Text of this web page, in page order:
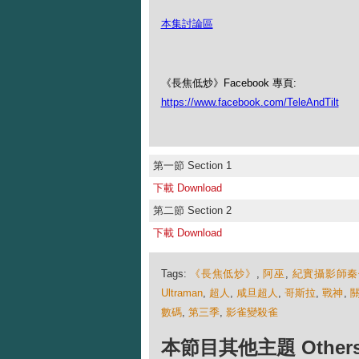
本集討論區
《長焦低炒》Facebook 專頁:
https://www.facebook.com/TeleAndTilt
第一節 Section 1
下載 Download
第二節 Section 2
下載 Download
Tags: 《長焦低炒》 , 阿巫 , 紀實攝影師
Ultraman, 超人 , 咸旦超人 ,哥斯拉,戰神 ,
數碼, 第三季, 影雀變殺雀
本節目其他主題